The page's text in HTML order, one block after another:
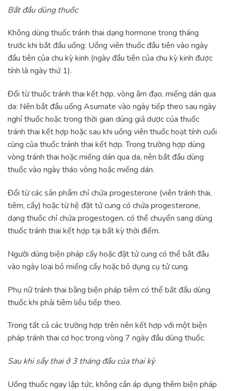
Bắt đầu dùng thuốc
Không dùng thuốc tránh thai dạng hormone trong tháng
trước khi bắt đầu uống: Uống viên thuốc đầu tiên vào ngày
đầu tiên của chu kỳ kinh (ngày đầu tiên của chu kỳ kinh được
tính là ngày thứ 1).
Đổi từ thuốc tránh thai kết hợp, vòng âm đạo, miếng dán qua
da: Nên bắt đầu uống Asumate vào ngày tiếp theo sau ngày
nghỉ thuốc hoặc trong thời gian dùng giả dược của thuốc
tránh thai kết hợp hoặc sau khi uống viên thuốc hoạt tính cuối
cùng của thuốc tránh thai kết hợp. Trong trường hợp dùng
vòng tránh thai hoặc miếng dán qua da, nên bắt đầu dùng
thuốc vào ngày tháo vòng hoặc miếng dán.
Đổi từ các sản phẩm chỉ chứa progesterone (viên tránh thai,
tiêm, cấy) hoặc từ hệ đặt tử cung có chứa progesterone,
dạng thuốc chỉ chứa progestogen, có thể chuyển sang dùng
thuốc tránh thai kết hợp tại bất kỳ thời điểm.
Người dùng biện pháp cấy hoặc đặt tử cung có thể bắt đầu
vào ngày loại bỏ miếng cấy hoặc bỏ dụng cụ tử cung.
Phụ nữ tránh thai bằng biện pháp tiêm có thể bắt đầu dùng
thuốc khi phải tiêm liều tiếp theo.
Trong tất cả các trường hợp trên nên kết hợp với một biện
pháp tránh thai cơ học trong vòng 7 ngày đầu dùng thuốc.
Sau khi sẩy thai ở 3 tháng đầu của thai kỳ
Uống thuốc ngay lập tức, không cần áp dụng thêm biện pháp